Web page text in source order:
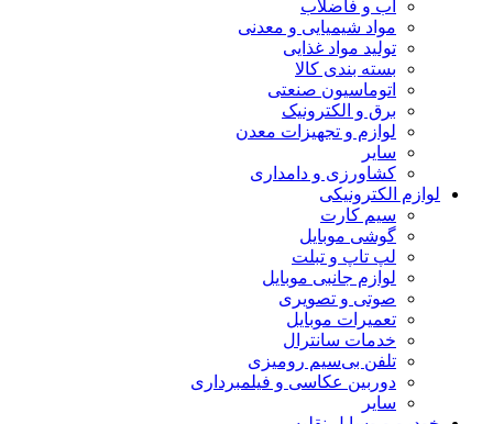
آب و فاضلاب
مواد شیمیایی و معدنی
تولید مواد غذایی
بسته بندی کالا
اتوماسیون صنعتی
برق و الکترونیک
لوازم و تجهیزات معدن
سایر
کشاورزی و دامداری
لوازم الکترونیکی
سیم کارت
گوشی موبایل
لپ تاپ و تبلت
لوازم جانبی موبایل
صوتی و تصویری
تعمیرات موبایل
خدمات سانترال
تلفن بی‌سیم رومیزی
دوربین عکاسی و فیلمبرداری
سایر